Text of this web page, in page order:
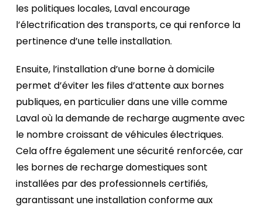
les politiques locales, Laval encourage
l’électrification des transports, ce qui renforce la
pertinence d’une telle installation.
Ensuite, l’installation d’une borne à domicile
permet d’éviter les files d’attente aux bornes
publiques, en particulier dans une ville comme
Laval où la demande de recharge augmente avec
le nombre croissant de véhicules électriques.
Cela offre également une sécurité renforcée, car
les bornes de recharge domestiques sont
installées par des professionnels certifiés,
garantissant une installation conforme aux